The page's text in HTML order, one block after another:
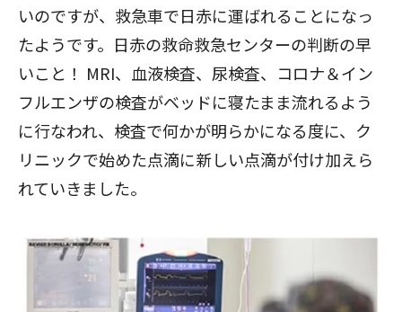
いのですが、救急車で日赤に運ばれることになっ
たようです。日赤の救命救急センターの判断の早
いこと！ MRI、血液検査、尿検査、コロナ＆イン
フルエンザの検査がベッドに寝たまま流れるよう
に行なわれ、検査で何かが明らかになる度に、ク
リニックで始めた点滴に新しい点滴が付け加えら
れていきました。